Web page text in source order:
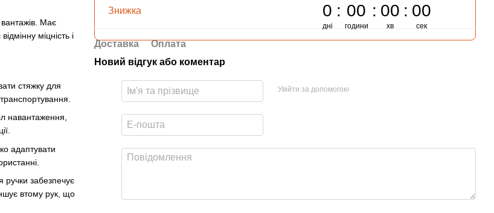
вантажів. Має
міцність і
стяжку для
навантаження,
адаптувати
ручки забезпечує
втому рук, що
Знижка 0
дні
00
години
00
хв
00
сек
Доставка
Оплата
Новий відгук або коментар
Увійти за допомогою